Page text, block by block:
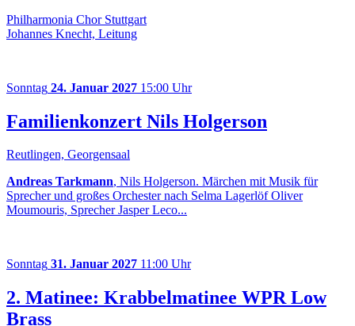
Philharmonia Chor Stuttgart
Johannes Knecht, Leitung
Sonntag 24. Januar 2027 15:00 Uhr
Familienkonzert Nils Holgerson
Reutlingen, Georgensaal
Andreas Tarkmann, Nils Holgerson. Märchen mit Musik für
Sprecher und großes Orchester nach Selma Lagerlöf Oliver
Moumouris, Sprecher Jasper Leco...
Sonntag 31. Januar 2027 11:00 Uhr
2. Matinee: Krabbelmatinee WPR Low
Brass